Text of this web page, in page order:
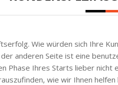
Wie würden sich Ihre
anderen Seite ist eine
Phase Ihres Starts lieber
wie wir Ihnen